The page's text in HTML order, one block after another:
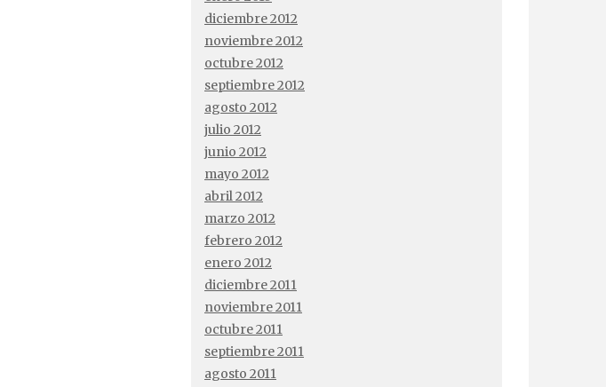
diciembre 2012
noviembre 2012
octubre 2012
septiembre 2012
agosto 2012
julio 2012
junio 2012
mayo 2012
abril 2012
marzo 2012
febrero 2012
enero 2012
diciembre 2011
noviembre 2011
octubre 2011
septiembre 2011
agosto 2011